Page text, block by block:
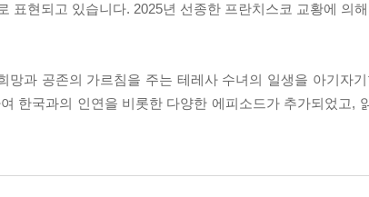
표현되고 있습니다. 2025년 선종한 프란치스코 교황에 의
망과 공존의 가르침을 주는 테레사 수녀의 일생을 아기자
한국과의 인연을 비롯한 다양한 에피소드가 추가되었고,